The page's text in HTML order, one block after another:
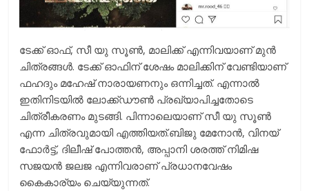
ടേക്ക് ഓഫ്, സീ യു സൂൺ, മാലിക്ക് എന്നിവയാണ് മുൻ
ചിത്രങ്ങൾ. ടേക്ക് ഓഫിന് ശേഷം മാലിക്കിന് വേണ്ടിയാണ്
ഫഹദും മഹേഷ് നാരായണനും ഒന്നിച്ചത്. എന്നാൽ
ഇതിനിടയിൽ ലോക്ക്ഡൗൺ പ്രഖ്യാപിച്ചതോടെ
ചിത്രീകരണം മുടങ്ങി. പിന്നാലെയാണ് സീ യു സൂൺ
എന്ന ചിത്രവുമായി എത്തിയത്.ബിജു മേനോൻ, വിനയ്
ഫോർട്ട്, ദിലീഷ് പോത്തൻ, അപ്പാനി ശരത്ത് നിമിഷ
സജയൻ ജലജ എന്നിവരാണ് പ്രധാനവേഷം
കൈകാര്യം ചെയ്യുന്നത്.